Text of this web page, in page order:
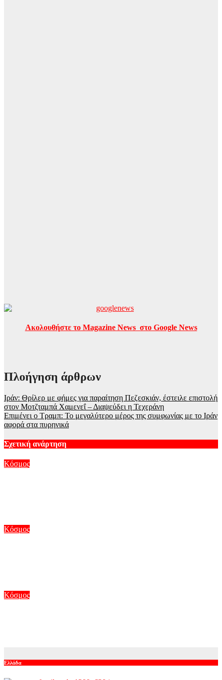
Ακολουθήστε το Magazine News στο Google News
Πλοήγηση άρθρων
Ιράν: Θρίλερ με φήμες για παραίτηση Πεζεσκιάν, έστειλε επιστολή
στον Μοτζταμπά Χαμενεΐ – Διαψεύδει η Τεχεράνη
Επιμένει ο Τραμπ: Το μεγαλύτερο μέρος της συμφωνίας με το Ιράν
αφορά στα πυρηνικά
Σχετική ανάρτηση
Κόσμος
Κόσμος
Κόσμος
Ελλάδα